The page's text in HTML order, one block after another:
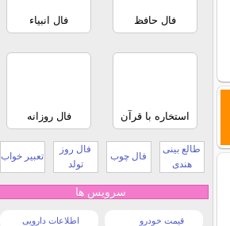
فال حافظ فال انبیاء
استخاره با قرآن فال روزانه
طالع بینی
هندی
فال چوب
فال روز
تولد
تعبیر خواب
سرویس ها
قیمت خودرو اطلاعات دارویی